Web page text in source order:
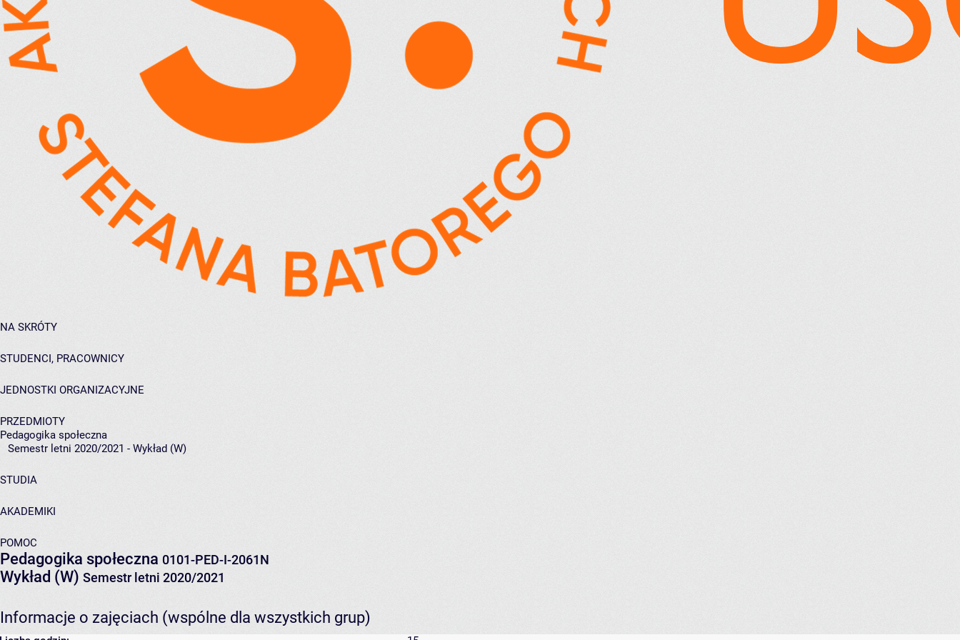
NA SKRÓTY
STUDENCI, PRACOWNICY
JEDNOSTKI ORGANIZACYJNE
PRZEDMIOTY
Pedagogika społeczna
Semestr letni 2020/2021 - Wykład (W)
STUDIA
AKADEMIKI
POMOC
Pedagogika społeczna 0101-PED-I-2061N
Wykład (W) Semestr letni 2020/2021
Informacje o zajęciach (wspólne dla wszystkich grup)